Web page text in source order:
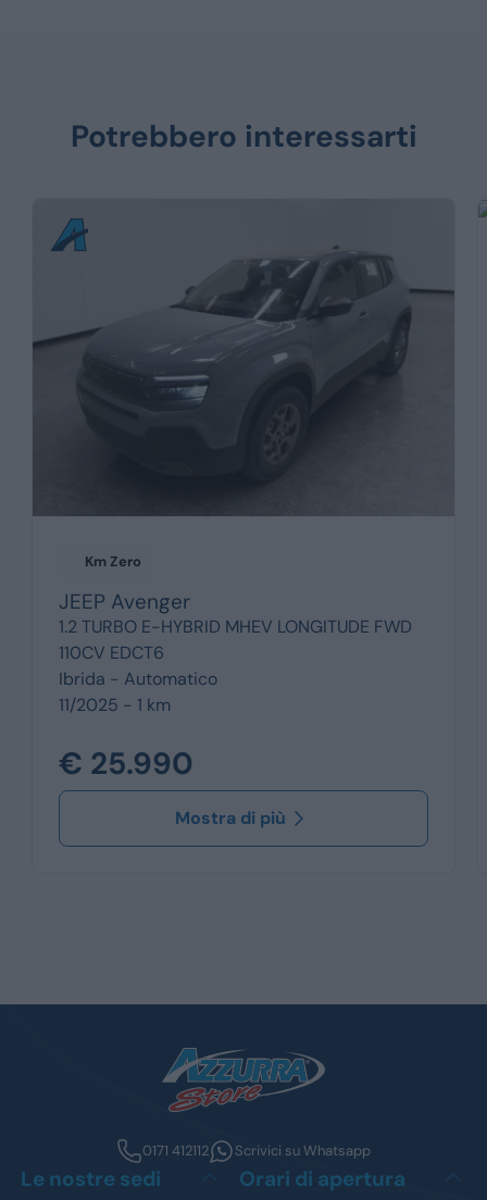
Potrebbero interessarti
Km Zero
JEEP Avenger
1.2 TURBO E-HYBRID MHEV LONGITUDE FWD
110CV EDCT6
Ibrida - Automatico
11/2025 - 1 km
€ 25.990
Mostra di più
0171 412112 Scrivici su Whatsapp
Le nostre sedi
Orari di apertura